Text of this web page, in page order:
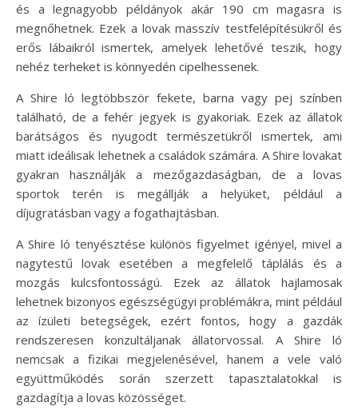
és a legnagyobb példányok akár 190 cm magasra is
megnőhetnek. Ezek a lovak masszív testfelépítésükről és
erős lábaikról ismertek, amelyek lehetővé teszik, hogy
nehéz terheket is könnyedén cipelhessenek.
A Shire ló legtöbbször fekete, barna vagy pej színben
található, de a fehér jegyek is gyakoriak. Ezek az állatok
barátságos és nyugodt természetükről ismertek, ami
miatt ideálisak lehetnek a családok számára. A Shire lovakat
gyakran használják a mezőgazdaságban, de a lovas
sportok terén is megállják a helyüket, például a
díjugratásban vagy a fogathajtásban.
A Shire ló tenyésztése különös figyelmet igényel, mivel a
nagytestű lovak esetében a megfelelő táplálás és a
mozgás kulcsfontosságú. Ezek az állatok hajlamosak
lehetnek bizonyos egészségügyi problémákra, mint például
az ízületi betegségek, ezért fontos, hogy a gazdák
rendszeresen konzultáljanak állatorvossal. A Shire ló
nemcsak a fizikai megjelenésével, hanem a vele való
együttműködés során szerzett tapasztalatokkal is
gazdagítja a lovas közösséget.